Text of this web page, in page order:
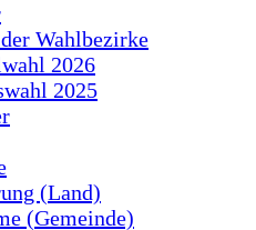
Wahlbezirke
2026
2025
(Land)
(Gemeinde)